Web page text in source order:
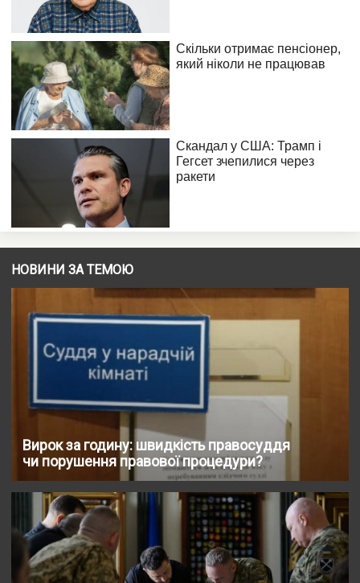
НОВИНИ ЗА ТЕМОЮ
Вирок за годину: швидкість правосуддя
чи порушення правової процедури?